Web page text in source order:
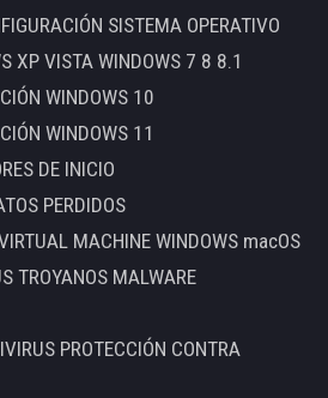
SISTEMA OPERATIVO
XP VISTA WINDOWS 7 8 8.1
WINDOWS 10
WINDOWS 11
DE INICIO
PERDIDOS
MACHINE WINDOWS macOS
TROYANOS MALWARE
PROTECCIÓN CONTRA